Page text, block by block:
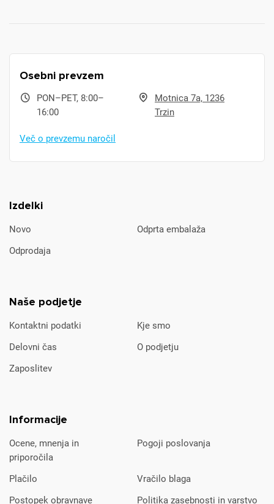
Izdelki
Novo
Odprta embalaža
Odprodaja
Naše podjetje
Kontaktni podatki
Kje smo
Delovni čas
O podjetju
Zaposlitev
Informacije
Ocene, mnenja in
priporočila
Pogoji poslovanja
Plačilo
Vračilo blaga
Postopek obravnave
Politika zasebnosti in varstvo
Osebni prevzem
PON–PET, 8:00–
16:00
Motnica 7a, 1236
Trzin
Več o prevzemu naročil